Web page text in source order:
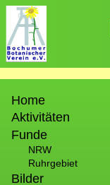
Direkt
zum
Inhalt
Home
Aktivitäten
Funde
NRW
Ruhrgebiet
Bilder